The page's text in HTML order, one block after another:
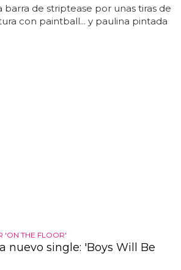
de striptease por unas tiras de
con paintball... y paulina pintada
'ON THE FLOOR'
nuevo single: 'Boys Will Be